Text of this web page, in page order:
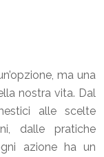
ma una
nostra vita. Dal
alle scelte
dalle pratiche
azione ha un